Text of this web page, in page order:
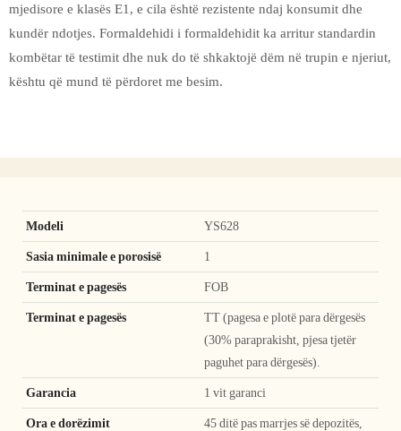
mjedisore e klasës E1, e cila është rezistente ndaj konsumit dhe
kundër ndotjes. Formaldehidi i formaldehidit ka arritur standardin
kombëtar të testimit dhe nuk do të shkaktojë dëm në trupin e njeriut,
kështu që mund të përdoret me besim.
Modeli YS628
Sasia minimale e porosisë 1
Terminat e pagesës FOB
Terminat e pagesës
TT (pagesa e plotë para dërgesës
(30% paraprakisht, pjesa tjetër
paguhet para dërgesës).
Garancia 1 vit garanci
Ora e dorëzimit
45 ditë pas marrjes së depozitës,